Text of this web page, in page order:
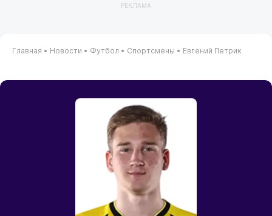
РЕКЛАМА
Главная • Новости • Футбол • Спортсмены • Евгений Петрик